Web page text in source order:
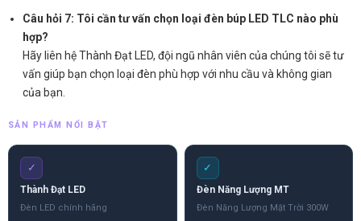
Câu hỏi 7: Tôi cần tư vấn chọn loại đèn búp LED TLC nào phù
hợp?
Hãy liên hệ Thành Đạt LED, đội ngũ nhân viên của chúng tôi sẽ tư
vấn giúp bạn chọn loại đèn phù hợp với nhu cầu và không gian
của bạn.
SẢN PHẨM NỔI BẬT
✓
Thành Đạt LED
Đèn LED chính hãng
✓
Đèn Năng Lượng MT
Đèn Năng Lượng Mặt Trời 300W